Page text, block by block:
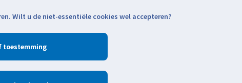
Wilt u de niet-essentiële cookies wel accepteren?